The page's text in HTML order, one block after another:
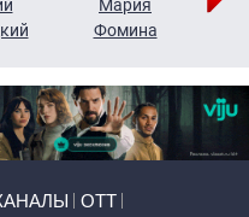
Мария
Фомина
ОТТ